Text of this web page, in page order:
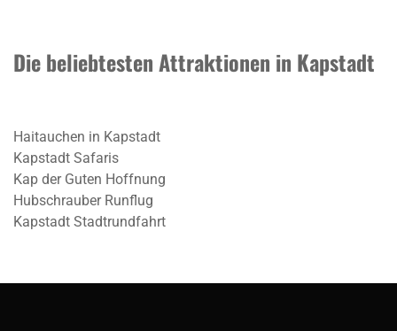
Die beliebtesten Attraktionen in Kapstadt
Haitauchen in Kapstadt
Kapstadt Safaris
Kap der Guten Hoffnung
Hubschrauber Runflug
Kapstadt Stadtrundfahrt